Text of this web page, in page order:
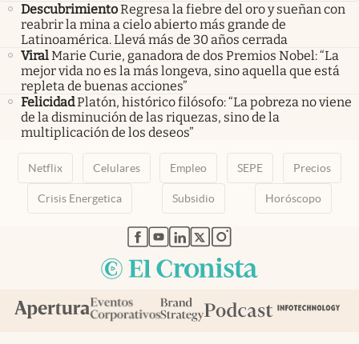
DescubrimientoRegresa la fiebre del oro y sueñan con
reabrir la mina a cielo abierto más grande de
Latinoamérica. Llevá más de 30 años cerrada
ViralMarie Curie, ganadora de dos Premios Nobel: “La
mejor vida no es la más longeva, sino aquella que está
repleta de buenas acciones”
FelicidadPlatón, histórico filósofo: “La pobreza no viene
de la disminución de las riquezas, sino de la
multiplicación de los deseos”
Netflix Celulares Empleo SEPE Precios
Crisis Energetica Subsidio Horóscopo
abre en nueva pestaña
abre en nueva pestaña
abre en nueva pestaña
abre en nueva pestaña
abre en nueva pestaña